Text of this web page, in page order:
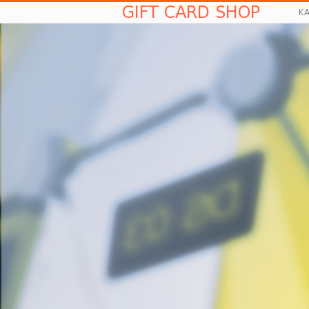
GIFT CARD SHOP KA